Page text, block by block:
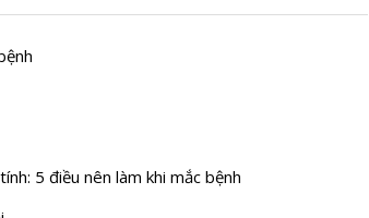
5 điều nên làm khi mắc bệnh